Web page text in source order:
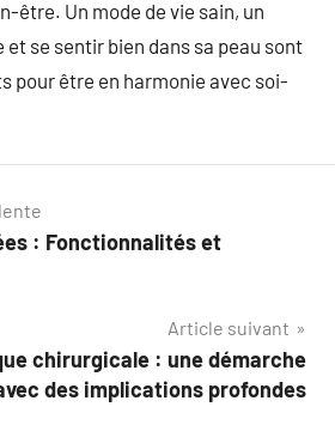
être. Un mode de vie sain, un
se sentir bien dans sa peau sont
pour être en harmonie avec soi-
: Fonctionnalités et
Article suivant
chirurgicale : une démarche
des implications profondes